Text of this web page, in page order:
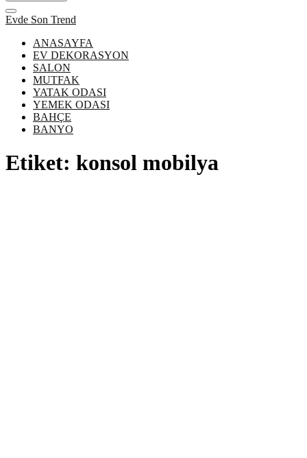
Evde Son Trend
ANASAYFA
EV DEKORASYON
SALON
MUTFAK
YATAK ODASI
YEMEK ODASI
BAHÇE
BANYO
Etiket: konsol mobilya